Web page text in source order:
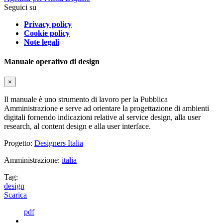
Seguici su
Privacy policy
Cookie policy
Note legali
Manuale operativo di design
×
Il manuale è uno strumento di lavoro per la Pubblica
Amministrazione e serve ad orientare la progettazione di ambienti
digitali fornendo indicazioni relative al service design, alla user
research, al content design e alla user interface.
Progetto: Designers Italia
Amministrazione: italia
Tag:
design
Scarica
pdf